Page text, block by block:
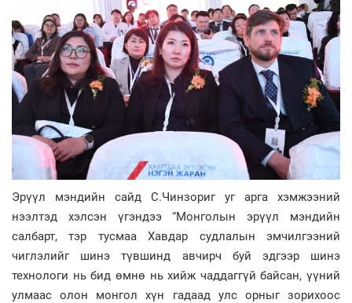
Эрүүл мэндийн сайд С.Чинзориг уг арга хэмжээний
нээлтэд хэлсэн үгэндээ “Монголын эрүүл мэндийн
салбарт, тэр тусмаа Хавдар судлалын эмчилгээний
чиглэлийг шинэ түвшинд авчирч буй эдгээр шинэ
технологи нь бид өмнө нь хийж чаддаггүй байсан, үүний
улмаас олон монгол хүн гадаад улс орныг зорихоос